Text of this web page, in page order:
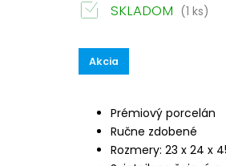
Akcia
Prémiový porcelán
Ručne zdobené
Rozmery: 23 x 24 x
SKLADOM (1 ks)